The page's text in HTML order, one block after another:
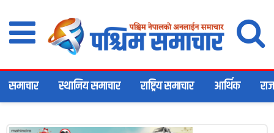
समाचार स्थानिय समाचार राष्ट्रिय समाचार आर्थिक